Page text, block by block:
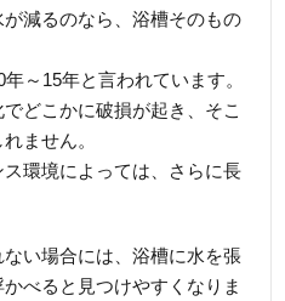
減るのなら、浴槽そのもの
～15年と言われています。
どこかに破損が起き、そこ
ません。
環境によっては、さらに長
い場合には、浴槽に水を張
べると見つけやすくなりま